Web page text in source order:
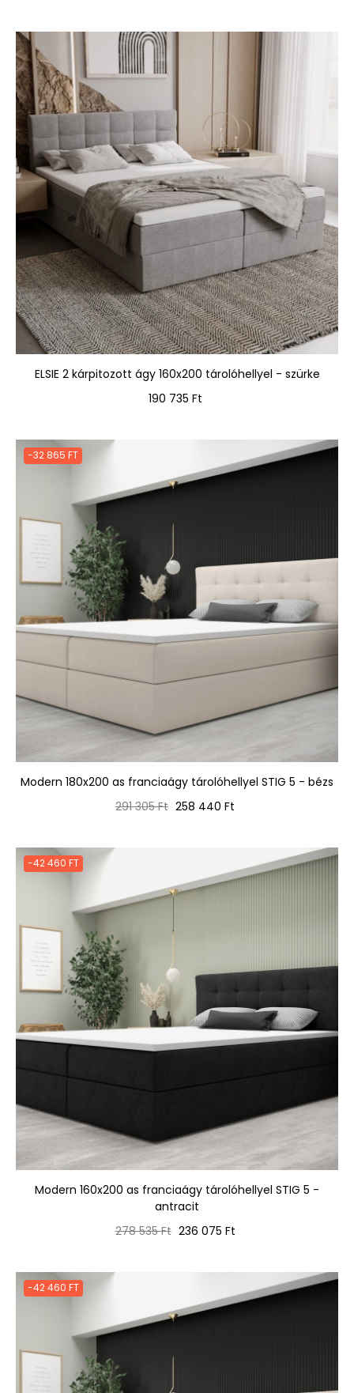
ELSIE 2 kárpitozott ágy 160x200 tárolóhellyel - szürke
Ár
190 735 Ft
-32 865 FT
Modern 180x200 as franciaágy tárolóhellyel STIG 5 - bézs
Normál
291 305 Ft Ár
258 440 Ft
-42 460 FT
Modern 160x200 as franciaágy tárolóhellyel STIG 5 -
antracit
Normál
278 535 Ft Ár
236 075 Ft
-42 460 FT